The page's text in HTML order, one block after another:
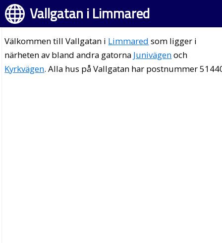
Vallgatan i Limmared
Välkommen till Vallgatan i Limmared som ligger i
närheten av bland andra gatorna Junivägenoch
Kyrkvägen. Alla hus på Vallgatan har postnummer